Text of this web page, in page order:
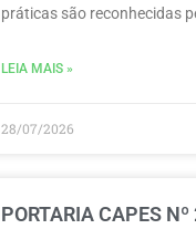
práticas são reconhecidas
LEIA MAIS »
28/07/2026
PORTARIA CAPES Nº